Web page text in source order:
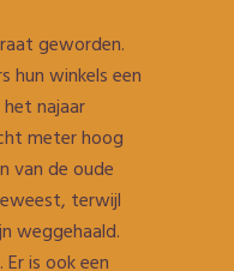
geworden.
hun winkels een
najaar
meter hoog
van de oude
terwijl
weggehaald.
is ook een